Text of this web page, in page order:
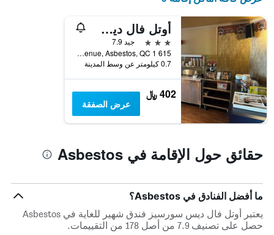
أوتل فال ديس سورسيز
3 نجوم
جيد 7.9
615 1 e Avenue, Asbestos, QC, كندا
0.7 كيلومتر عن وسط المدينة
402 ﷼
عرض الصفقة
حقائق حول الإقامة في Asbestos
ما أفضل الفنادق في Asbestos؟
يعتبر أوتل فال ديس سورسيز فندق شهير للغاية في Asbestos
حصل على تصنيف 7.9 من أصل 178 من التقييمات.